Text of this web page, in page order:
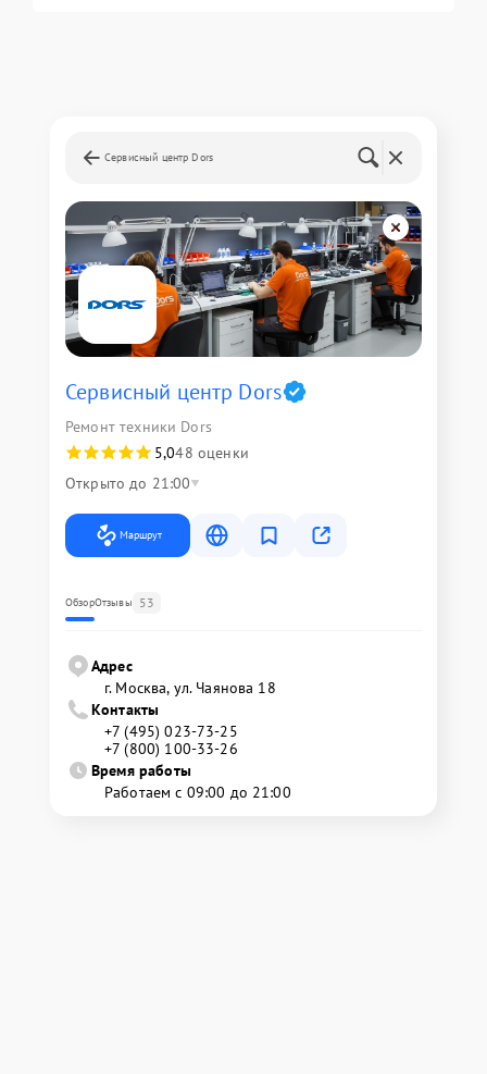
Сервисный центр Dors
Сервисный центр Dors
Ремонт техники Dors
5,048 оценки
Открыто до 21:00
Маршрут
ОбзорОтзывы 53
Адрес
г. Москва, ул. Чаянова 18
Контакты
+7 (495) 023-73-25
+7 (800) 100-33-26
Время работы
Работаем с 09:00 до 21:00